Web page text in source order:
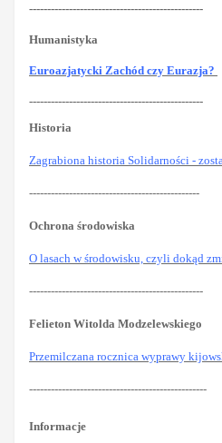
------------------------------------------------
Humanistyka
Euroazjatycki Zachód czy Eurazja?
------------------------------------------------
Historia
Zagrabiona historia Solidarności -
-----------------------------------------------
Ochrona środowiska
O lasach w środowisku, czyli dokąd
------------------------------------------------
Felieton Witolda Modzelewskiego
Przemilczana rocznica wyprawy
-------------------------------------------------
Informacje